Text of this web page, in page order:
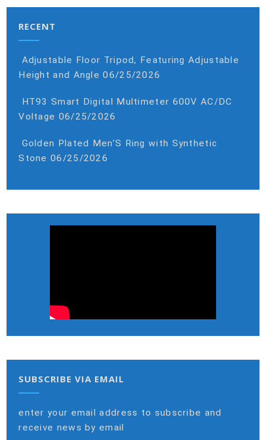
RECENT
Adjustable Floor Tripod, Featuring Adjustable
Height and Angle 06/25/2026
HT93 Smart Digital Multimeter 600V AC/DC
Voltage 06/25/2026
Golden Plated Men’S Ring with Synthetic
Stone 06/25/2026
SUBSCRIBE VIA EMAIL
enter your email address to subscribe and
receive news by email